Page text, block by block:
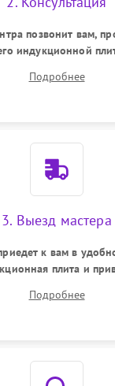
позвонит вам,
индукционной
Подробнее
3. Выезд мастера
к вам в
плита и
Подробнее